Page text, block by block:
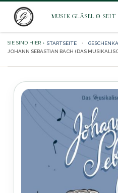
Direkt
zum
STARTSEITE
JOHANN SEBASTIAN BACH (DAS
Zum
Ende